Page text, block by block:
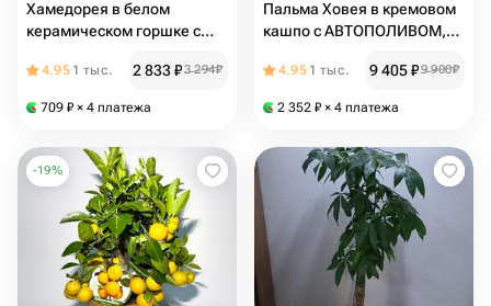
Хамедорея в белом
керамическом горшке с
4.95 1 тыс. 2 833₽3 294₽
709 ₽ × 4 платежа
Пальма Ховея в кремовом
кашпо с АВТОПОЛИВОМ,
4.95 1 тыс. 9 405₽9 900₽
2 352 ₽ × 4 платежа
-19%